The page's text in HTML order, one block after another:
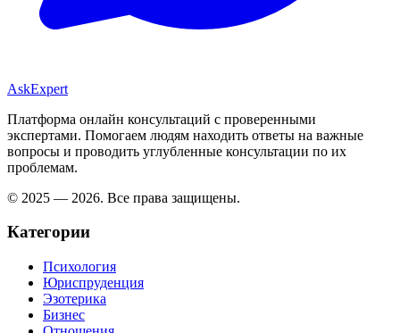
AskExpert
Платформа онлайн консультаций с проверенными
экспертами. Помогаем людям находить ответы на важные
вопросы и проводить углубленные консультации по их
проблемам.
© 2025 — 2026. Все права защищены.
Категории
Психология
Юриспруденция
Эзотерика
Бизнес